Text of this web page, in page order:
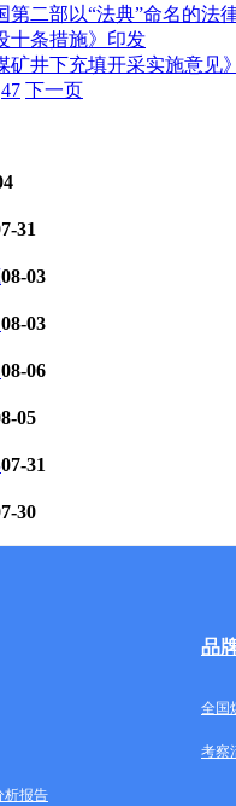
二部以“法典”命名的法
十条措施》印发
井下充填开采实施意见》
47 下一页
31
08-03
08-03
08-06
05
07-31
30
品
全国
考察
析报告